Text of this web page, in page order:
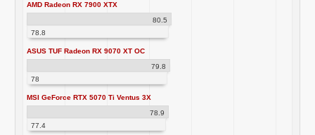
AMD Radeon RX 7900 XTX
80.5
78.8
ASUS TUF Radeon RX 9070 XT OC
79.8
78
MSI GeForce RTX 5070 Ti Ventus 3X
78.9
77.4